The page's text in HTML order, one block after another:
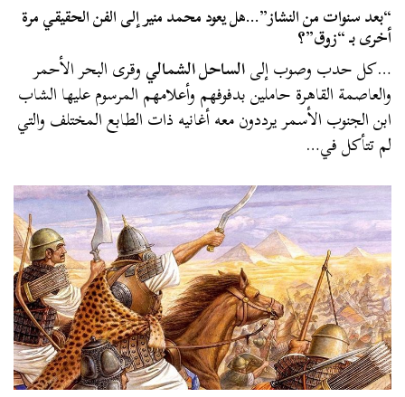
“بعد سنوات من النشاز”…هل يعود محمد منير إلى الفن الحقيقي مرة
أخرى بـ “زوق”؟
…كل حدب وصوب إلىالساحل الشماليوقرى البحر الأحمر
والعاصمة القاهرة حاملين بدفوفهم وأعلامهم المرسوم عليها الشاب
ابن الجنوب الأسمر يرددون معه أغانيه ذات الطابع المختلف والتي
لم تتأكل في…